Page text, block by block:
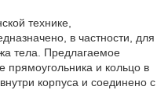
технике,
в частности, для
тела. Предлагаемое
прямоугольника и кольцо в
корпуса и соединено с